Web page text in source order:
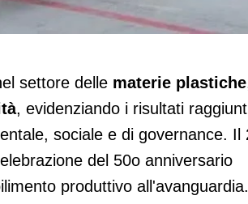
2023
settore delle materie plastiche
, evidenziando i risultati
sociale e di governance. Il
del 50o anniversario
produttivo all'avanguardia.